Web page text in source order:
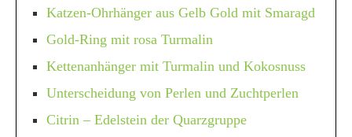
Katzen-Ohrhänger aus Gelb Gold mit Smaragd
Gold-Ring mit rosa Turmalin
Kettenanhänger mit Turmalin und Kokosnuss
Unterscheidung von Perlen und Zuchtperlen
Citrin – Edelstein der Quarzgruppe